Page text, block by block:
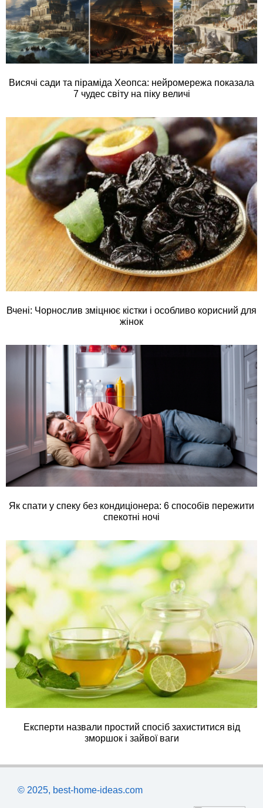
Висячі сади та піраміда Хеопса: нейромережа показала
7 чудес світу на піку величі
Вчені: Чорнослив зміцнює кістки і особливо корисний для
жінок
Як спати у спеку без кондиціонера: 6 способів пережити
спекотні ночі
Експерти назвали простий спосіб захиститися від
зморшок і зайвої ваги
© 2025, best-home-ideas.com